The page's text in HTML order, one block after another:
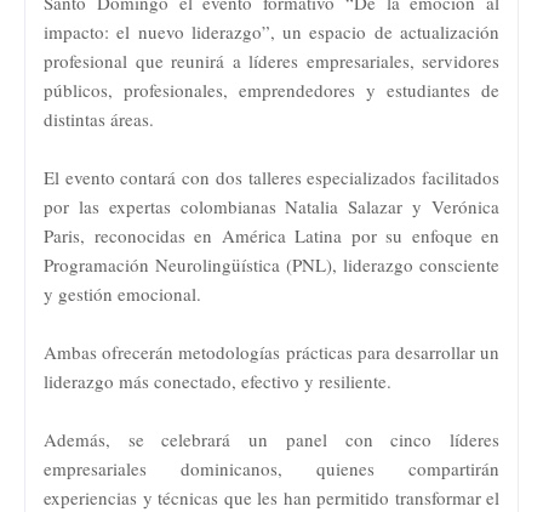
impacto: el nuevo liderazgo”, un espacio de actualización
profesional que reunirá a líderes empresariales, servidores
públicos, profesionales, emprendedores y estudiantes de
distintas áreas.
El evento contará con dos talleres especializados facilitados
por las expertas colombianas Natalia Salazar y Verónica
Paris, reconocidas en América Latina por su enfoque en
Programación Neurolingüística (PNL), liderazgo consciente
y gestión emocional.
Ambas ofrecerán metodologías prácticas para desarrollar un
liderazgo más conectado, efectivo y resiliente.
Además, se celebrará un panel con cinco líderes
empresariales dominicanos, quienes compartirán
experiencias y técnicas que les han permitido transformar el